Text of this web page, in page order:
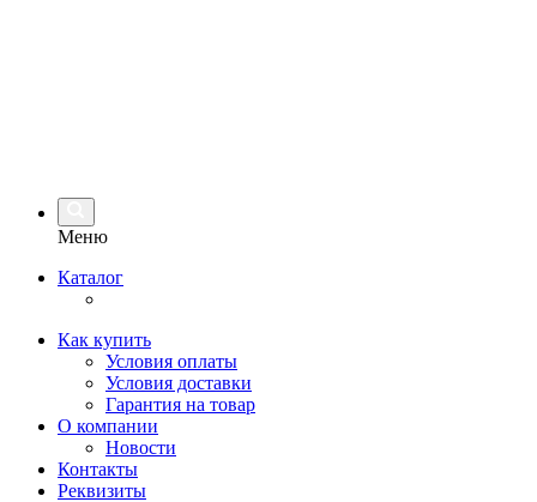
Меню
Каталог
Как купить
Условия оплаты
Условия доставки
Гарантия на товар
О компании
Новости
Контакты
Реквизиты